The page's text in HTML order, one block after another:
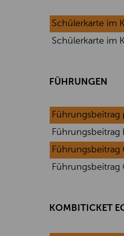
Schülerkarte im
Schülerkarte im
FÜHRUNGEN
Führungsbeitrag
Führungsbeitrag
Führungsbeitrag
KOMBITICKET